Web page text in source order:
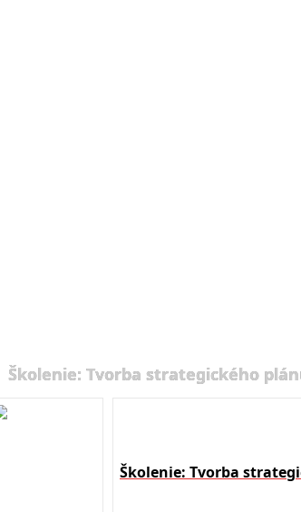
Školenie: Tvorba strategického
Školenie: Tvorba